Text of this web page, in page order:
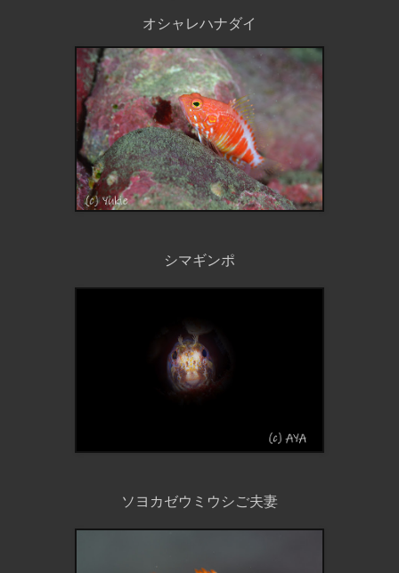
オシャレハナダイ
シマギンポ
ソヨカゼウミウシご夫妻